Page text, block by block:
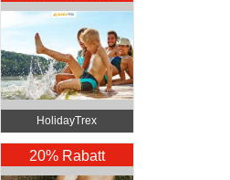
HolidayTrex
20% Rabatt